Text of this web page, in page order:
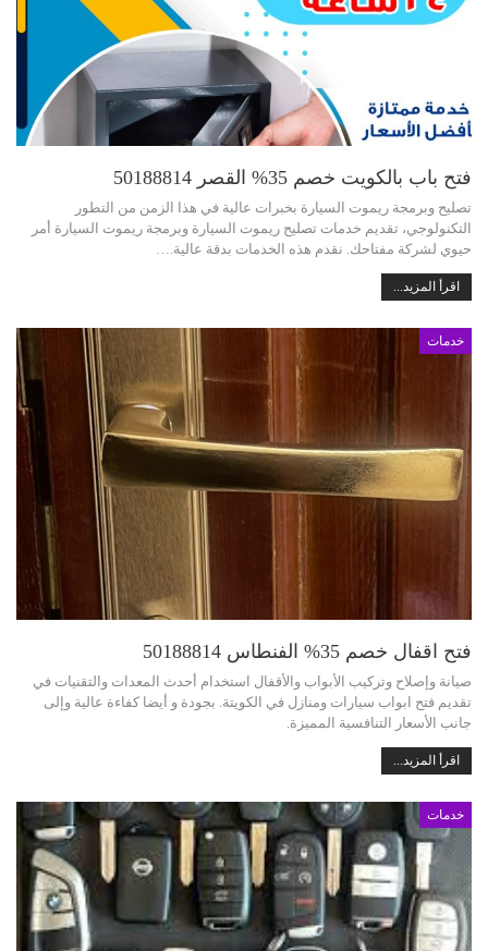
فتح باب بالكويت خصم 35% القصر 50188814
تصليح وبرمجة ريموت السيارة بخبرات عالية في هذا الزمن من التطور
التكنولوجي، تقديم خدمات تصليح ريموت السيارة وبرمجة ريموت السيارة أمر
حيوي لشركة مفتاحك. نقدم هذه الخدمات بدقة عالية.…
اقرأ المزيد...
خدمات
فتح اقفال خصم 35% الفنطاس 50188814
صيانة وإصلاح وتركيب الأبواب والأقفال استخدام أحدث المعدات والتقنيات في
تقديم فتح ابواب سيارات ومنازل في الكويتة. بجودة و أيضا كفاءة عالية وإلى
جانب الأسعار التنافسية المميزة.
اقرأ المزيد...
خدمات